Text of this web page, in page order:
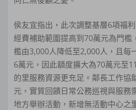
侯友宜指出，此次調整基層6項福
經費補助範圍提高到70萬元為門檻
檻由3,000人降低至2,000人，且每
6萬元，因此額度擴大為70萬元至
的里服務資源更充足。鄰長工作協
元，實質回饋日常公務巡視與服務
地方舉辦活動，新增無活動中心之